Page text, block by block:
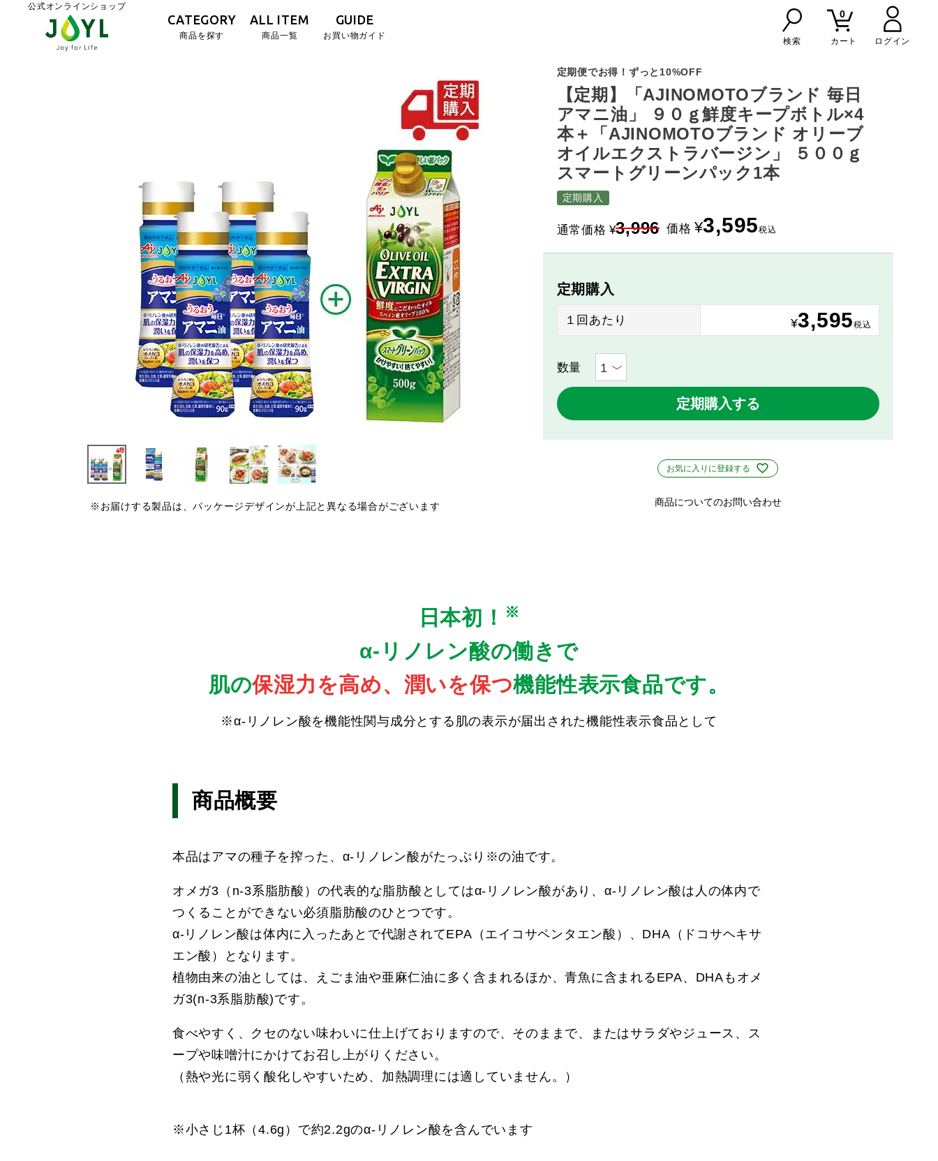
公式オンラインショップ
CATEGORY
商品を探す
ALL ITEM
商品一覧
GUIDE
お買い物ガイド
検索
0
カート
※お届けする製品は、パッケージデザインが上記と異なる場合がございます
定期便でお得！ずっと10%OFF
【定期】「AJINOMOTOブランド 毎日
アマニ油」 ９０ｇ鮮度キープボトル×4
本＋「AJINOMOTOブランド オリーブ
オイルエクストラバージン」 ５００ｇ
スマートグリーンパック1本
定期購入
通常価格 ¥3,996 価格 ¥3,595税込
定期購入
１回あたり ¥3,595税込
定期購入する
お気に入りに登録する
商品についてのお問い合わせ
日本初！ ※
α-リノレン酸の働きで
肌の保湿力を高め、潤いを保つ機能性表示食品です。
※α-リノレン酸を機能性関与成分とする肌の表示が届出された機能性表示食品として
商品概要
本品はアマの種子を搾った、α-リノレン酸がたっぷり※の油です。
オメガ3（n-3系脂肪酸）の代表的な脂肪酸としてはα-リノレン酸があり、α-リノレン酸は人の体内で
つくることができない必須脂肪酸のひとつです。
α-リノレン酸は体内に入ったあとで代謝されてEPA（エイコサペンタエン酸）、DHA（ドコサヘキサ
エン酸）となります。
植物由来の油としては、えごま油や亜麻仁油に多く含まれるほか、青魚に含まれるEPA、DHAもオメ
ガ3(n-3系脂肪酸)です。
食べやすく、クセのない味わいに仕上げておりますので、そのままで、またはサラダやジュース、ス
ープや味噌汁にかけてお召し上がりください。
（熱や光に弱く酸化しやすいため、加熱調理には適していません。）
※小さじ1杯（4.6g）で約2.2gのα-リノレン酸を含んでいます